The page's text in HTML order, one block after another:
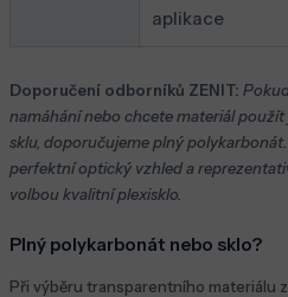
aplikace
Doporučení odborníků ZENIT:
namáhání nebo chcete materiál
sklu, doporučujeme plný
perfektní optický vzhled a
volbou kvalitní plexisklo.
Plný polykarbonát nebo sklo?
Při výběru transparentního materiálu